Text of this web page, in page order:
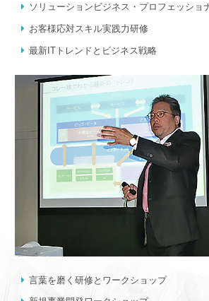
ソリューションビジネス・プロフェッショ
お客様応対スキル実践力研修
最新ITトレンドとビジネス戦略
言葉を磨く研修とワークショップ